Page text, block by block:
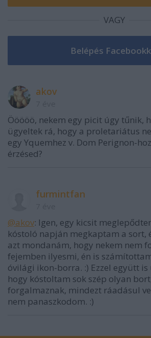
VAGY
akov
Ööööö, nekem egy picit úgy tűnik,
ügyeltek rá, hogy a proletariátus
egy Yquemhez v. Dom Perignon-
érzésed?
furmintfan
@akov: Igen, egy kicsit
kóstoló napján megkaptam a sort,
azt mondanám, hogy nekem nem
fejemben ilyesmi, én is
óvilági ikon-borra. :) Ezzel együtt is
hogy kóstoltam sok szép olyan
forgalmaznak, mindezt ráadásul
nem panaszkodom. :)